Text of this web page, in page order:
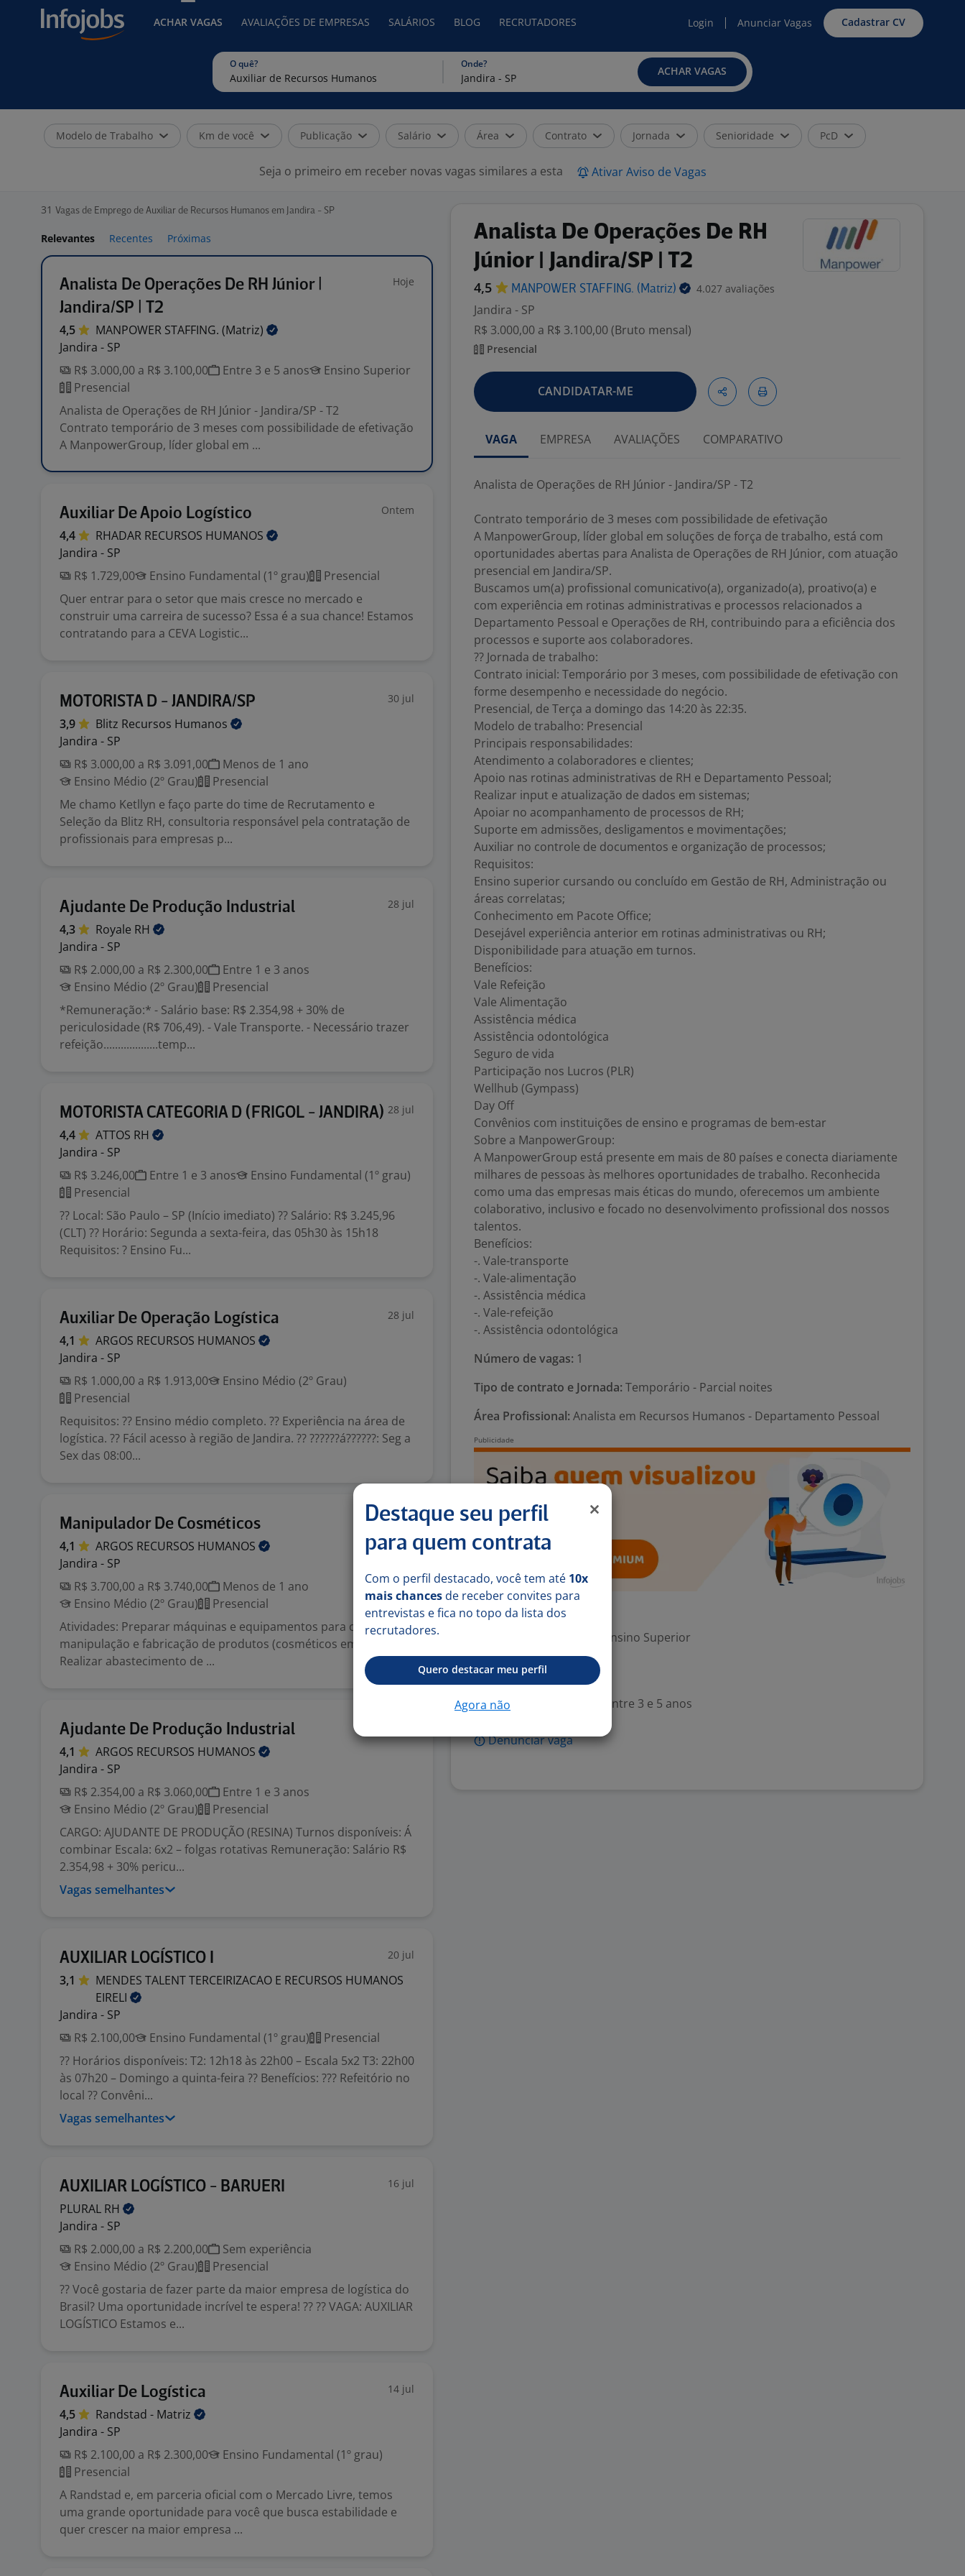
ACHAR VAGAS AVALIAÇÕES DE EMPRESAS SALÁRIOS BLOG RECRUTADORES Login Anunciar Vagas Cadastrar CV
O quê? Onde?
ACHAR VAGAS
Modelo de Trabalho Km de você Publicação Salário Área Contrato Jornada Senioridade PcD
Seja o primeiro em receber novas vagas similares a esta Ativar Aviso de Vagas
31 Vagas de Emprego de Auxiliar de Recursos Humanos em Jandira - SP
Relevantes Recentes Próximas
Analista De Operações De RH Júnior |
Jandira/SP | T2
Hoje
4,5 MANPOWER STAFFING. (Matriz)
Jandira - SP
R$ 3.000,00 a R$ 3.100,00
Entre 3 e 5 anos
Ensino Superior
Presencial
Analista de Operações de RH Júnior - Jandira/SP - T2
Contrato temporário de 3 meses com possibilidade de efetivação
A ManpowerGroup, líder global em ...
Auxiliar De Apoio Logístico Ontem
4,4 RHADAR RECURSOS HUMANOS
Jandira - SP
R$ 1.729,00
Ensino Fundamental (1º grau)
Presencial
Quer entrar para o setor que mais cresce no mercado e
construir uma carreira de sucesso? Essa é a sua chance! Estamos
contratando para a CEVA Logistic...
MOTORISTA D - JANDIRA/SP 30 jul
3,9 Blitz Recursos Humanos
Jandira - SP
R$ 3.000,00 a R$ 3.091,00
Menos de 1 ano
Ensino Médio (2º Grau)
Presencial
Me chamo Ketllyn e faço parte do time de Recrutamento e
Seleção da Blitz RH, consultoria responsável pela contratação de
profissionais para empresas p...
Ajudante De Produção Industrial 28 jul
4,3 Royale RH
Jandira - SP
R$ 2.000,00 a R$ 2.300,00
Entre 1 e 3 anos
Ensino Médio (2º Grau)
Presencial
*Remuneração:* - Salário base: R$ 2.354,98 + 30% de
periculosidade (R$ 706,49). - Vale Transporte. - Necessário trazer
refeição...................temp...
MOTORISTA CATEGORIA D (FRIGOL - JANDIRA) 28 jul
4,4 ATTOS RH
Jandira - SP
R$ 3.246,00
Entre 1 e 3 anos
Ensino Fundamental (1º grau)
Presencial
?? Local: São Paulo – SP (Início imediato) ?? Salário: R$ 3.245,96
(CLT) ?? Horário: Segunda a sexta-feira, das 05h30 às 15h18
Requisitos: ? Ensino Fu...
Auxiliar De Operação Logística 28 jul
4,1 ARGOS RECURSOS HUMANOS
Jandira - SP
R$ 1.000,00 a R$ 1.913,00
Ensino Médio (2º Grau)
Presencial
Requisitos: ?? Ensino médio completo. ?? Experiência na área de
logística. ?? Fácil acesso à região de Jandira. ?? ??????á??????: Seg a
Sex das 08:00...
Manipulador De Cosméticos 24 jul
4,1 ARGOS RECURSOS HUMANOS
Jandira - SP
R$ 3.700,00 a R$ 3.740,00
Menos de 1 ano
Ensino Médio (2º Grau)
Presencial
Atividades: Preparar máquinas e equipamentos para operação,
manipulação e fabricação de produtos (cosméticos em geral). ??
Realizar abastecimento de ...
Ajudante De Produção Industrial
4,1 ARGOS RECURSOS HUMANOS
Jandira - SP
R$ 2.354,00 a R$ 3.060,00
Entre 1 e 3 anos
Ensino Médio (2º Grau)
Presencial
CARGO: AJUDANTE DE PRODUÇÃO (RESINA) Turnos disponíveis: Á
combinar Escala: 6x2 – folgas rotativas Remuneração: Salário R$
2.354,98 + 30% pericu...
Vagas semelhantes
AUXILIAR LOGÍSTICO I 20 jul
3,1
MENDES TALENT TERCEIRIZACAO E RECURSOS HUMANOS
EIRELI
Jandira - SP
R$ 2.100,00
Ensino Fundamental (1º grau)
Presencial
?? Horários disponíveis: T2: 12h18 às 22h00 – Escala 5x2 T3: 22h00
às 07h20 – Domingo a quinta-feira ?? Benefícios: ??? Refeitório no
local ?? Convêni...
Vagas semelhantes
AUXILIAR LOGÍSTICO - BARUERI 16 jul
PLURAL RH
Jandira - SP
R$ 2.000,00 a R$ 2.200,00
Sem experiência
Ensino Médio (2º Grau)
Presencial
?? Você gostaria de fazer parte da maior empresa de logística do
Brasil? Uma oportunidade incrível te espera! ?? ?? VAGA: AUXILIAR
LOGÍSTICO Estamos e...
Auxiliar De Logística 14 jul
4,5 Randstad - Matriz
Jandira - SP
R$ 2.100,00 a R$ 2.300,00
Ensino Fundamental (1º grau)
Presencial
A Randstad e, em parceria oficial com o Mercado Livre, temos
uma grande oportunidade para você que busca estabilidade e
quer crescer na maior empresa ...
Analista De Operações De RH
Júnior | Jandira/SP | T2
4,5 MANPOWER STAFFING. (Matriz) 4.027 avaliações
Jandira - SP
R$ 3.000,00 a R$ 3.100,00 (Bruto mensal)
Presencial
CANDIDATAR-ME
VAGA EMPRESA AVALIAÇÕES COMPARATIVO
Analista de Operações de RH Júnior - Jandira/SP - T2
Contrato temporário de 3 meses com possibilidade de efetivação
A ManpowerGroup, líder global em soluções de força de trabalho, está com
oportunidades abertas para Analista de Operações de RH Júnior, com atuação
presencial em Jandira/SP.
Buscamos um(a) profissional comunicativo(a), organizado(a), proativo(a) e
com experiência em rotinas administrativas e processos relacionados a
Departamento Pessoal e Operações de RH, contribuindo para a eficiência dos
processos e suporte aos colaboradores.
?? Jornada de trabalho:
Contrato inicial: Temporário por 3 meses, com possibilidade de efetivação con
forme desempenho e necessidade do negócio.
Presencial, de Terça a domingo das 14:20 às 22:35.
Modelo de trabalho: Presencial
Principais responsabilidades:
Atendimento a colaboradores e clientes;
Apoio nas rotinas administrativas de RH e Departamento Pessoal;
Realizar input e atualização de dados em sistemas;
Apoiar no acompanhamento de processos de RH;
Suporte em admissões, desligamentos e movimentações;
Auxiliar no controle de documentos e organização de processos;
Requisitos:
Ensino superior cursando ou concluído em Gestão de RH, Administração ou
áreas correlatas;
Conhecimento em Pacote Office;
Desejável experiência anterior em rotinas administrativas ou RH;
Disponibilidade para atuação em turnos.
Benefícios:
Vale Refeição
Vale Alimentação
Assistência médica
Assistência odontológica
Seguro de vida
Participação nos Lucros (PLR)
Wellhub (Gympass)
Day Off
Convênios com instituições de ensino e programas de bem-estar
Sobre a ManpowerGroup:
A ManpowerGroup está presente em mais de 80 países e conecta diariamente
milhares de pessoas às melhores oportunidades de trabalho. Reconhecida
como uma das empresas mais éticas do mundo, oferecemos um ambiente
colaborativo, inclusivo e focado no desenvolvimento profissional dos nossos
talentos.
Benefícios:
-. Vale-transporte
-. Vale-alimentação
-. Assistência médica
-. Vale-refeição
-. Assistência odontológica
Número de vagas: 1
Tipo de contrato e Jornada: Temporário - Parcial noites
Área Profissional: Analista em Recursos Humanos - Departamento Pessoal
Exigências
Escolaridade Mínima: Ensino Superior
Valorizado
Experiência desejada: Entre 3 e 5 anos
Denunciar vaga
Destaque seu perfil
para quem contrata
Com o perfil destacado, você tem até 10x
mais chances de receber convites para
entrevistas e fica no topo da lista dos
recrutadores.
Quero destacar meu perfil
Agora não